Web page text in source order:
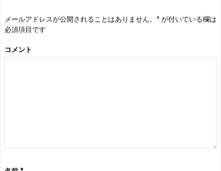
メールアドレスが公開されることはありません。 * が付いている欄は
必須項目です
コメント